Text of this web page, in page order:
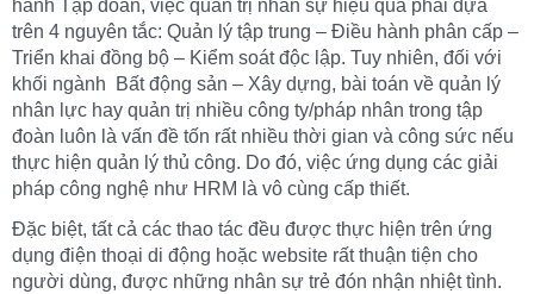
hành Tập đoàn, việc quản trị nhân sự hiệu quả phải dựa
trên 4 nguyên tắc: Quản lý tập trung – Điều hành phân cấp –
Triển khai đồng bộ – Kiểm soát độc lập. Tuy nhiên, đối với
khối ngành Bất động sản – Xây dựng, bài toán về quản lý
nhân lực hay quản trị nhiều công ty/pháp nhân trong tập
đoàn luôn là vấn đề tốn rất nhiều thời gian và công sức nếu
thực hiện quản lý thủ công. Do đó, việc ứng dụng các giải
pháp công nghệ như HRM là vô cùng cấp thiết.
Đặc biệt, tất cả các thao tác đều được thực hiện trên ứng
dụng điện thoại di động hoặc website rất thuận tiện cho
người dùng, được những nhân sự trẻ đón nhận nhiệt tình.